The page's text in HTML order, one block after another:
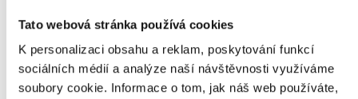
Tato webová stránka používá cookies
K personalizaci obsahu a reklam, poskytování funkcí
sociálních médií a analýze naší návštěvnosti využíváme
soubory cookie. Informace o tom, jak náš web používáte,
34 990 Kč
Cena za 1 osobu
Ukaž